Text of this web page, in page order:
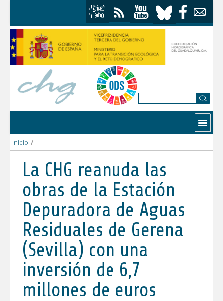
Contactar
Inicio /
La CHG reanuda las
obras de la Estación
Depuradora de Aguas
Residuales de Gerena
(Sevilla) con una
inversión de 6,7
millones de euros